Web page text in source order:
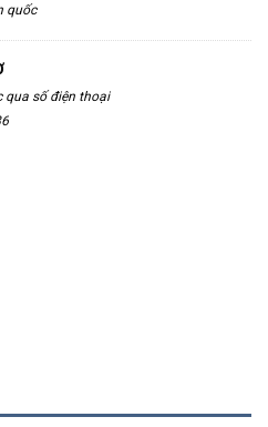
quốc
qua số điện thoại